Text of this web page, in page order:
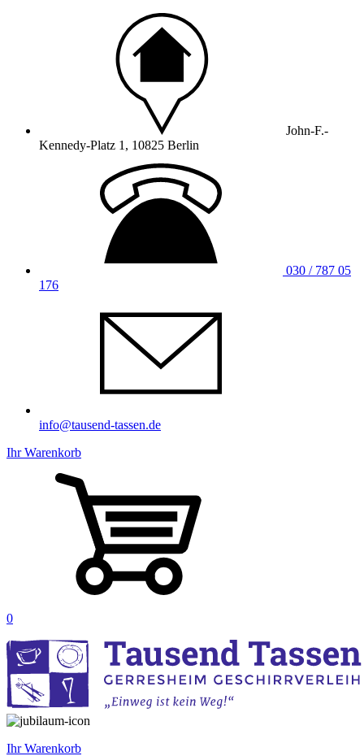
John-F.-
Kennedy-Platz 1, 10825 Berlin
030 / 787 05
176
info@tausend-tassen.de
Ihr Warenkorb
0
Ihr Warenkorb